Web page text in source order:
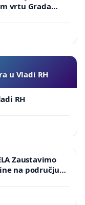
vrtu Grada
u Vladi RH
RH
Zaustavimo
na području